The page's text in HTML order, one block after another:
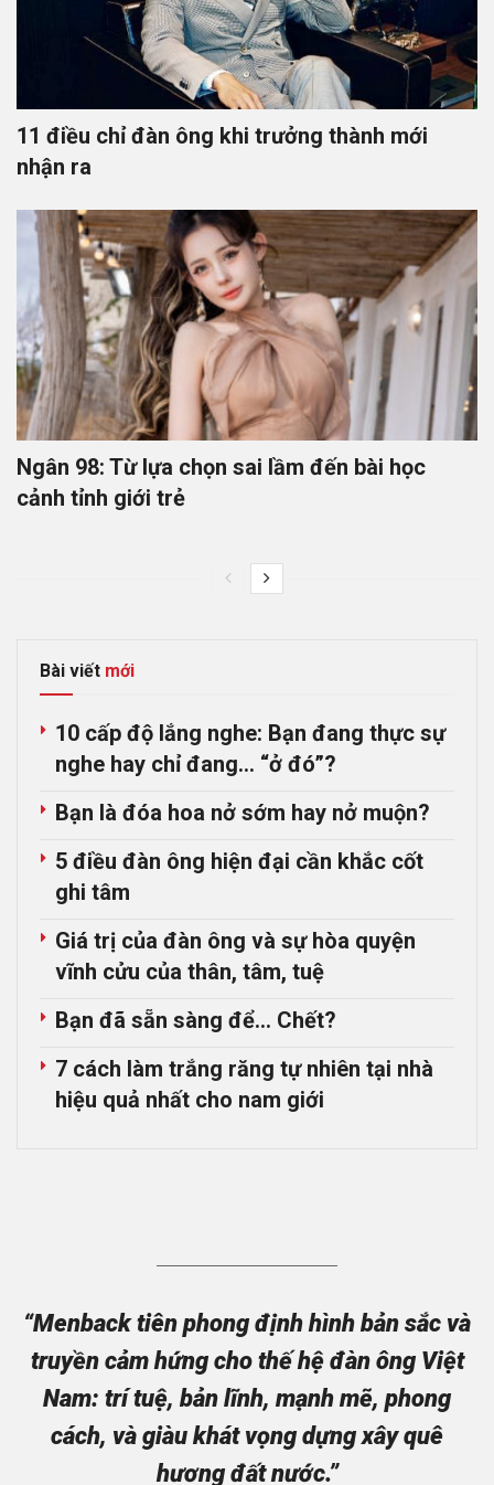
11 điều chỉ đàn ông khi trưởng thành mới
nhận ra
Ngân 98: Từ lựa chọn sai lầm đến bài học
cảnh tỉnh giới trẻ
Bài viết mới
10 cấp độ lắng nghe: Bạn đang thực sự
nghe hay chỉ đang… “ở đó”?
Bạn là đóa hoa nở sớm hay nở muộn?
5 điều đàn ông hiện đại cần khắc cốt
ghi tâm
Giá trị của đàn ông và sự hòa quyện
vĩnh cửu của thân, tâm, tuệ
Bạn đã sẵn sàng để… Chết?
7 cách làm trắng răng tự nhiên tại nhà
hiệu quả nhất cho nam giới
“Menback tiên phong định hình bản sắc và
truyền cảm hứng cho thế hệ đàn ông Việt
Nam: trí tuệ, bản lĩnh, mạnh mẽ, phong
cách, và giàu khát vọng dựng xây quê
hương đất nước.”